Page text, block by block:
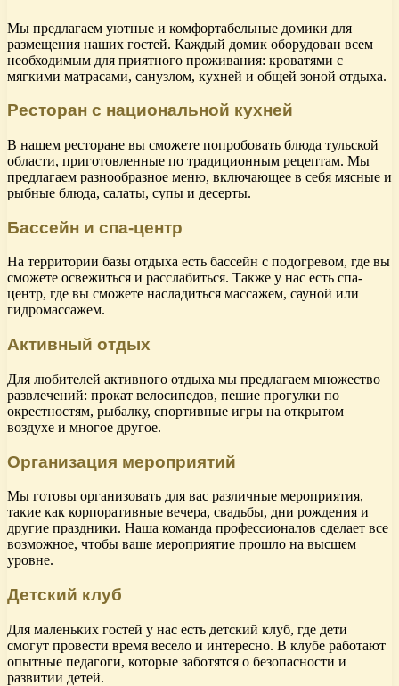
Мы предлагаем уютные и комфортабельные домики для
размещения наших гостей. Каждый домик оборудован всем
необходимым для приятного проживания: кроватями с
мягкими матрасами, санузлом, кухней и общей зоной отдыха.
Ресторан с национальной кухней
В нашем ресторане вы сможете попробовать блюда тульской
области, приготовленные по традиционным рецептам. Мы
предлагаем разнообразное меню, включающее в себя мясные и
рыбные блюда, салаты, супы и десерты.
Бассейн и спа-центр
На территории базы отдыха есть бассейн с подогревом, где вы
сможете освежиться и расслабиться. Также у нас есть спа-
центр, где вы сможете насладиться массажем, сауной или
гидромассажем.
Активный отдых
Для любителей активного отдыха мы предлагаем множество
развлечений: прокат велосипедов, пешие прогулки по
окрестностям, рыбалку, спортивные игры на открытом
воздухе и многое другое.
Организация мероприятий
Мы готовы организовать для вас различные мероприятия,
такие как корпоративные вечера, свадьбы, дни рождения и
другие праздники. Наша команда профессионалов сделает все
возможное, чтобы ваше мероприятие прошло на высшем
уровне.
Детский клуб
Для маленьких гостей у нас есть детский клуб, где дети
смогут провести время весело и интересно. В клубе работают
опытные педагоги, которые заботятся о безопасности и
развитии детей.